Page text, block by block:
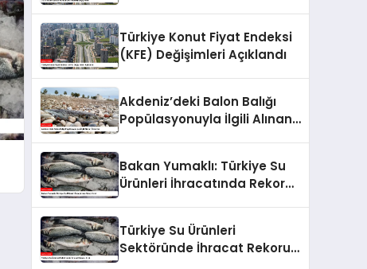
Türkiye Konut Fiyat Endeksi
(KFE) Değişimleri Açıklandı
Akdeniz’deki Balon Balığı
Popülasyonuyla İlgili Alınan
Bakan Yumaklı: Türkiye Su
Ürünleri İhracatında Rekor
Türkiye Su Ürünleri
Sektöründe İhracat Rekoru